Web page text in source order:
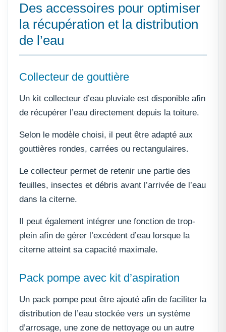
Des accessoires pour optimiser
la récupération et la distribution
de l’eau
Collecteur de gouttière
Un kit collecteur d’eau pluviale est disponible afin
de récupérer l’eau directement depuis la toiture.
Selon le modèle choisi, il peut être adapté aux
gouttières rondes, carrées ou rectangulaires.
Le collecteur permet de retenir une partie des
feuilles, insectes et débris avant l’arrivée de l’eau
dans la citerne.
Il peut également intégrer une fonction de trop-
plein afin de gérer l’excédent d’eau lorsque la
citerne atteint sa capacité maximale.
Pack pompe avec kit d’aspiration
Un pack pompe peut être ajouté afin de faciliter la
distribution de l’eau stockée vers un système
d’arrosage, une zone de nettoyage ou un autre